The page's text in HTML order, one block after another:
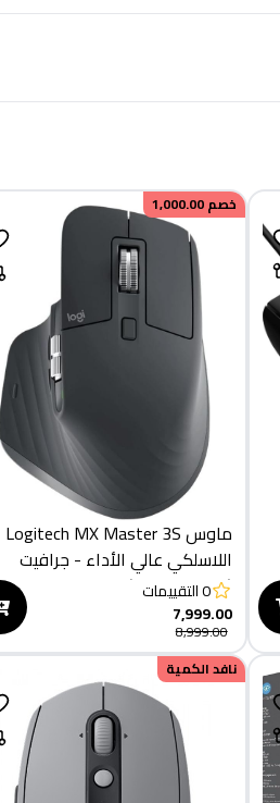
خصم1,000.00
ماوس Logitech MX Master 3S
اللاسلكي عالي الأداء - جرافيت
(910-006559)
0التقييمات
7,999.00
8,999.00
نافد الكمية